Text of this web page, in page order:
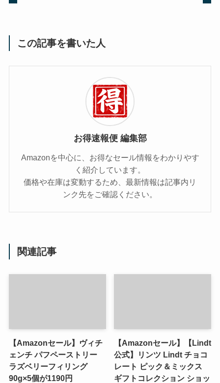
この記事を書いた人
お得速報便 編集部
Amazonを中心に、お得なセール情報をわかりやす
く紹介しています。
価格や在庫は変動するため、最新情報は記事内リ
ンク先をご確認ください。
関連記事
【Amazonセール】ヴィチ
ェンチ パフペーストリー
ラズベリーフィリング
90g×5個が1190円
【Amazonセール】【Lindt
公式】リンツ Lindt チョコ
レート ピック＆ミックス
ギフトコレクション ショッ